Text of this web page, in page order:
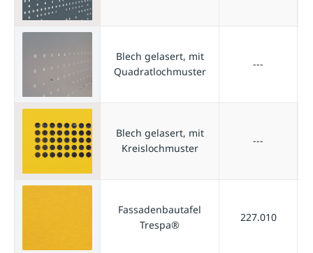
Blech gelasert, mit
Quadratlochmuster
---
Blech gelasert, mit
Kreislochmuster
---
Fassadenbautafel
Trespa®
227.010